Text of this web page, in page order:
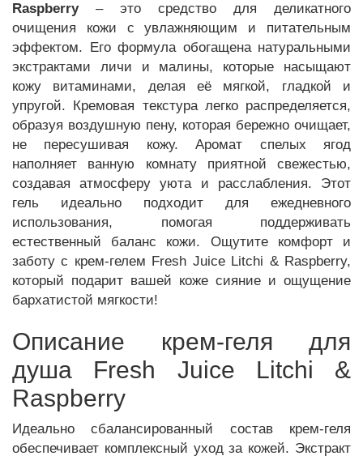
Raspberry– это средство для деликатного
очищения кожи с увлажняющим и питательным
эффектом. Его формула обогащена натуральными
экстрактами личи и малины, которые насыщают
кожу витаминами, делая её мягкой, гладкой и
упругой. Кремовая текстура легко распределяется,
образуя воздушную пену, которая бережно очищает,
не пересушивая кожу. Аромат спелых ягод
наполняет ванную комнату приятной свежестью,
создавая атмосферу уюта и расслабления. Этот
гель идеально подходит для ежедневного
использования, помогая поддерживать
естественный баланс кожи. Ощутите комфорт и
заботу с крем-гелем Fresh Juice Litchi & Raspberry,
который подарит вашей коже сияние и ощущение
бархатистой мягкости!
Описание крем-геля для
душа Fresh Juice Litchi &
Raspberry
Идеально сбалансированный состав крем-геля
обеспечивает комплексный уход за кожей. Экстракт